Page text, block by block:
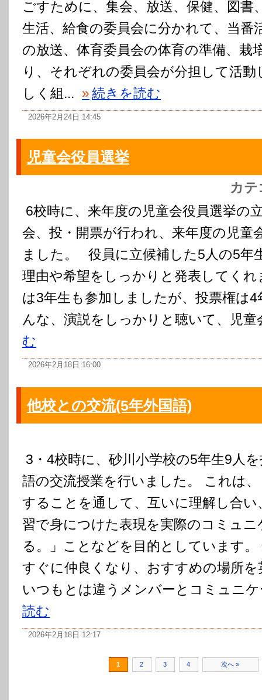
ごすために、集会、放送、保健、図書
生活、給食の委員会に分かれて、当
の放送、体育委員会の体育の準備、栽
り、それぞれの委員会が分担して活
しく組... »続きを読む
2026年2月24日 14:45
児童会役員選挙
カテ
6校時に、来年度の児童会役員選挙の
会、投・開票が行われ、来年度の児童
ました。 役員に立候補した5人の5年
理由や希望をしっかりと発表してく
は3年生も参加しましたが、投票権は
んな、演説をしっかりと聴いて、児童
む
2026年2月18日 16:00
他校との交流(5年外国語)
3・4校時に、砂川小学校の5年生9人
語の交流授業を行いました。 これは
することを通して、互いに理解し合い
習で身につけた表現を実際のコミュ
る。」ことなどを目的としています
すぐに仲良くなり、おすすめの場所
いつもとは違うメンバーとコミュニ
読む
2026年2月18日 12:17
1 2 3 4 次へ »